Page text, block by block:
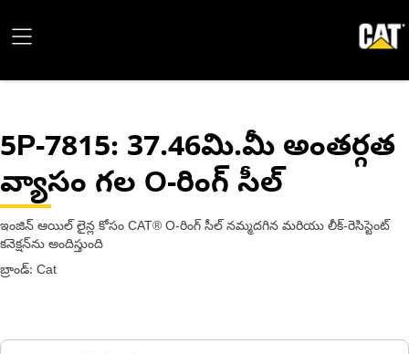
5P-7815: 37.46మి.మీ అంతర్గత
వ్యాసం గల O-రింగ్ సీల్
ఇంజిన్ ఆయిల్ లైన్ల కోసం CAT® O-రింగ్ సీల్ నమ్మదగిన మరియు లీక్-రెసిస్టెంట్
కనెక్షన్‌ను అందిస్తుంది
బ్రాండ్: Cat